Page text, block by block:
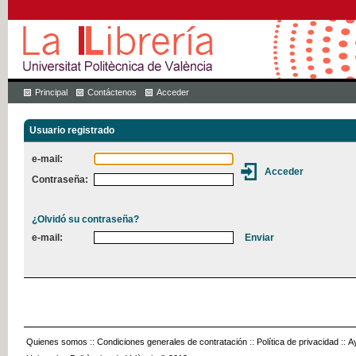
Principal Contáctenos Acceder
Usuario registrado
e-mail:
Contraseña:
¿Olvidó su contraseña?
e-mail:
Quienes somos :: Condiciones generales de contratación :: Política de privacidad ::